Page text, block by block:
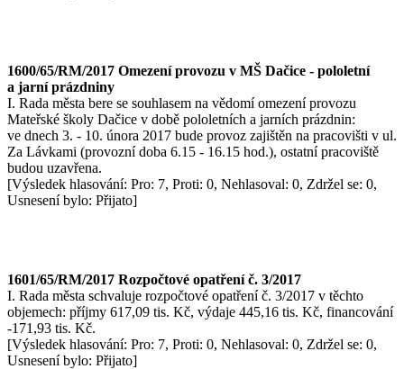
1600/65/RM/2017 Omezení provozu v MŠ Dačice - pololetní
a jarní prázdniny
I. Rada města bere se souhlasem na vědomí omezení provozu
Mateřské školy Dačice v době pololetních a jarních prázdnin:
ve dnech 3. - 10. února 2017 bude provoz zajištěn na pracovišti v ul.
Za Lávkami (provozní doba 6.15 - 16.15 hod.), ostatní pracoviště
budou uzavřena.
[Výsledek hlasování: Pro: 7, Proti: 0, Nehlasoval: 0, Zdržel se: 0,
Usnesení bylo: Přijato]
1601/65/RM/2017 Rozpočtové opatření č. 3/2017
I. Rada města schvaluje rozpočtové opatření č. 3/2017 v těchto
objemech: příjmy 617,09 tis. Kč, výdaje 445,16 tis. Kč, financování
-171,93 tis. Kč.
[Výsledek hlasování: Pro: 7, Proti: 0, Nehlasoval: 0, Zdržel se: 0,
Usnesení bylo: Přijato]